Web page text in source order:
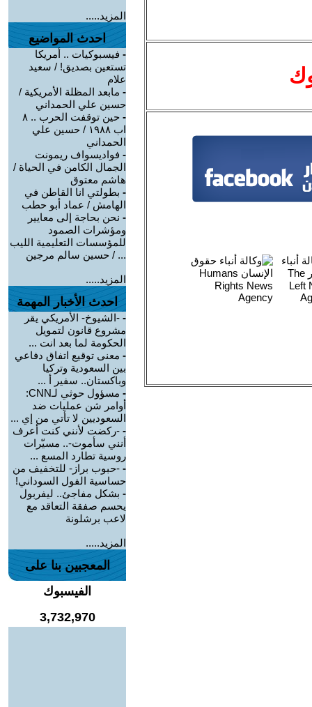
المزيد.....
احدث المواضيع
- فيسبوكيات .. أمريكا
تستعين بصديق! / سعيد
علام
- مابعد المظلة الأمريكية /
حسين علي الحمداني
-
حين توقفت الحرب .. ٨
اب ١٩٨٨ / حسين علي
الحمداني
- فواديسواف ريمونت
الجمال الكامن في الحياة /
هاشم معتوق
- بطولتي انا القاطن في
الهامش / عماد أبو حطب
- نحن بحاجة إلى معايير
ومؤشرات الصمود
للمؤسسات التعليمية الليب
... / حسين سالم مرجين
المزيد.....
احدث الأخبار المهمة
- -الشيوخ- الأمريكي يقر
مشروع قانون لتمويل
الحكومة لما بعد انت ...
- معنى توقيع اتفاق دفاعي
بين السعودية وتركيا
وباكستان.. سفير أ ...
-
مسؤول حوثي لـCNN:
أوامر شن عمليات ضد
السعوديين لا تأتي من إي ...
- -ركضت لأنني كنت أعرف
أنني سأموت-.. مسيّرات
روسية تطارد المسع ...
- -حبوب براز- للتخفيف من
حساسية الفول السوداني!
- بشكل مفاجئ.. ليفربول
يحسم صفقة التعاقد مع
لاعب برشلونة
المزيد.....
المعجبين بنا على
الفيسبوك
3,732,970